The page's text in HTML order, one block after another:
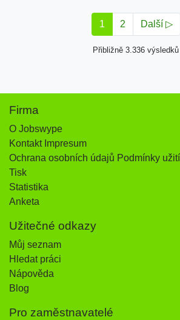
1 2 Další ▷
Přibližně 3.336 výsledků
Firma
O Jobswype
Kontakt Impresum
Ochrana osobních údajů Podmínky užití
Tisk
Statistika
Anketa
Užitečné odkazy
Můj seznam
Hledat práci
Nápověda
Blog
Pro zaměstnavatelé